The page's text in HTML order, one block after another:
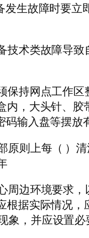
发生故障时要
技术类故障导
保持网点工作区
内，大头针、
码输入盘等摆
原则上每（ ）
周边环境要求，
根据实际情况
象，并应设置